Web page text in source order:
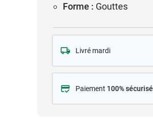
Forme : Gouttes
Livré mardi
Paiement 100% sécurisé